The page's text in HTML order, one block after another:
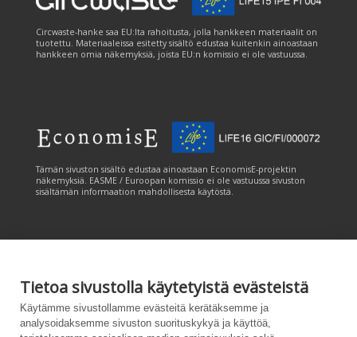
Tietoa sivustolla käytetyistä evästeistä
Käytämme sivustollamme evästeitä kerätäksemme ja
analysoidaksemme sivuston suorituskykyä ja käyttöä,
Circwaste-hanke saa EU:lta rahoitusta, jolla hankkeen materiaalit on
tuotettu. Materiaaleissa esitetty sisältö edustaa kuitenkin ainoastaan
hankkeen omia näkemyksiä, joista EU:n komissio ei ole vastuussa.
Tämän sivuston sisältö edustaa ainoastaan EconomisE-projektin
näkemyksiä. EASME / Euroopan komissio ei ole vastuussa sivuston
sisältämän informaation mahdollisesta käytöstä.
Tämän sivuston tuottamiseen on saatu rahoitusta Euroopan unionin
LIFE-ohjelmasta. Tämän sivuston sisältö edustaa ainoastaan
CANEMURE-hankkeen näkemyksiä ja EASME/EU:n komissio ei ole